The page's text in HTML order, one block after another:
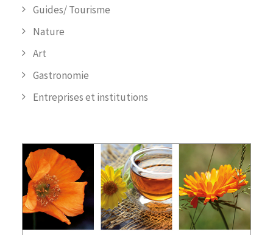
Guides/ Tourisme
Nature
Art
Gastronomie
Entreprises et institutions